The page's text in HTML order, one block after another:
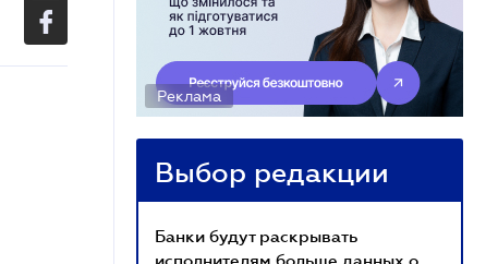
Реклама
Выбор редакции
Банки будут раскрывать
исполнителям больше данных о